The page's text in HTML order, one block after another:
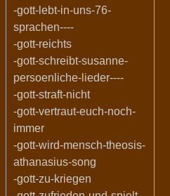
-gott-lebt-in-uns-76-
sprachen----
-gott-reichts
-gott-schreibt-susanne-
persoenliche-lieder----
-gott-straft-nicht
-gott-vertraut-euch-noch-
immer
-gott-wird-mensch-theosis-
athanasius-song
-gott-zu-kriegen